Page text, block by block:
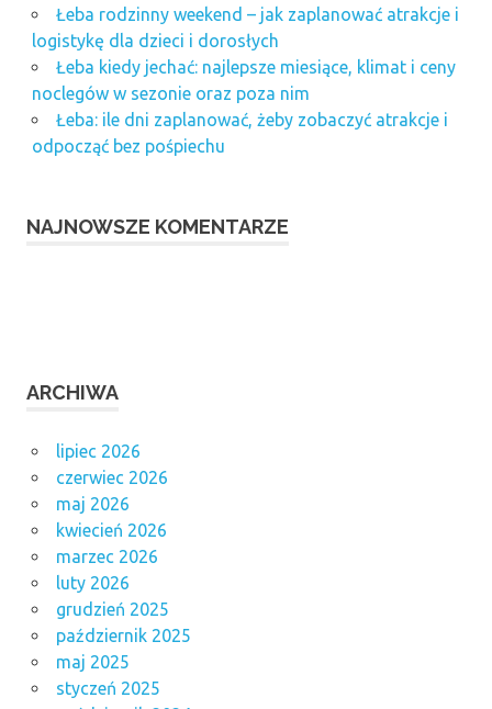
Łeba rodzinny weekend – jak zaplanować atrakcje i
logistykę dla dzieci i dorosłych
Łeba kiedy jechać: najlepsze miesiące, klimat i ceny
noclegów w sezonie oraz poza nim
Łeba: ile dni zaplanować, żeby zobaczyć atrakcje i
odpocząć bez pośpiechu
NAJNOWSZE KOMENTARZE
ARCHIWA
lipiec 2026
czerwiec 2026
maj 2026
kwiecień 2026
marzec 2026
luty 2026
grudzień 2025
październik 2025
maj 2025
styczeń 2025